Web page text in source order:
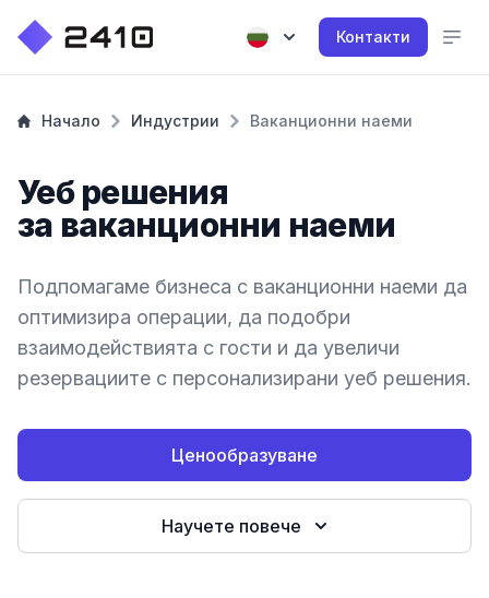
Контакти
Начало Индустрии Ваканционни наеми
Уеб решения
за ваканционни наеми
Подпомагаме бизнеса с ваканционни наеми да
оптимизира операции, да подобри
взаимодействията с гости и да увеличи
резервациите с персонализирани уеб решения.
Ценообразуване
Научете повече